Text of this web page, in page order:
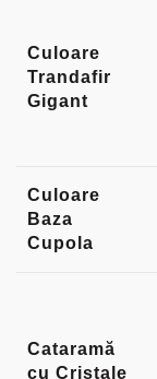
Culoare
Trandafir
Gigant
Culoare
Baza
Cupola
Cataramă
cu Cristale